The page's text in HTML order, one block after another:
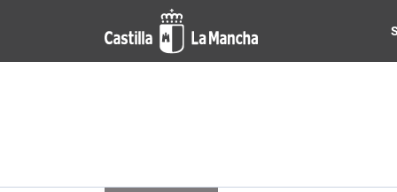
Pasar al contenido principal
Noticias de la región de